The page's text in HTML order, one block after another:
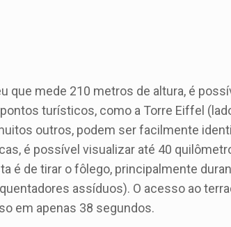
que mede 210 metros de altura, é
turísticos, como a Torre Eiffel
outros, podem ser facilmente
é possível visualizar até 40
é de tirar o fôlego, principalmente
assíduos). O acesso ao
em apenas 38 segundos.